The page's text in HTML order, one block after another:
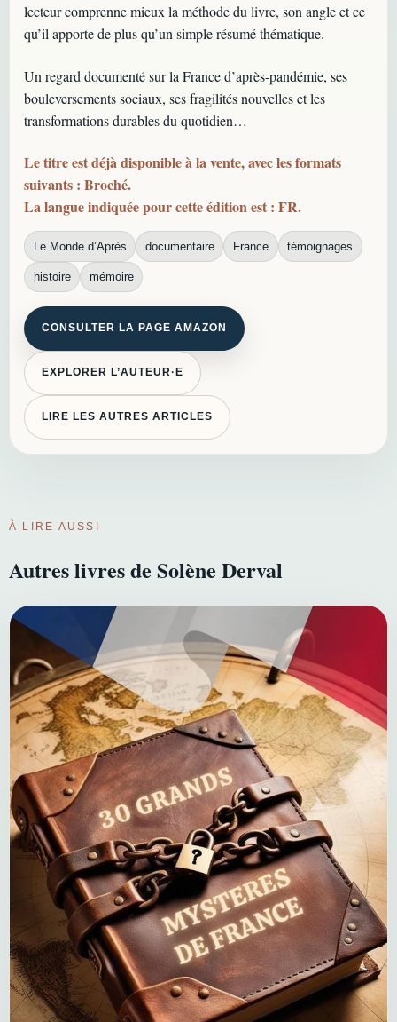
lecteur comprenne mieux la méthode du livre, son angle et ce
qu’il apporte de plus qu’un simple résumé thématique.
Un regard documenté sur la France d’après-pandémie, ses
bouleversements sociaux, ses fragilités nouvelles et les
transformations durables du quotidien…
Le titre est déjà disponible à la vente, avec les formats
suivants : Broché.
La langue indiquée pour cette édition est : FR.
Le Monde d’Après documentaire France témoignages
histoire mémoire
CONSULTER LA PAGE AMAZON
EXPLORER L’AUTEUR·E
LIRE LES AUTRES ARTICLES
À LIRE AUSSI
Autres livres de Solène Derval